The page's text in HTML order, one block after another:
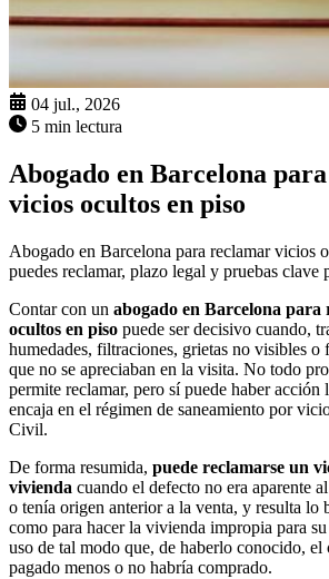
04 jul., 2026
5 min lectura
Abogado en Barcelona
vicios ocultos en piso
Abogado en Barcelona para reclamar vicios
puedes reclamar, plazo legal y pruebas clave
Contar con un abogado en Barcelona para
ocultos en piso puede ser decisivo cuando,
humedades, filtraciones, grietas no visibles o
que no se apreciaban en la visita. No todo
permite reclamar, pero sí puede haber acción
encaja en el régimen de saneamiento por
Civil.
De forma resumida, puede reclamarse un
vivienda cuando el defecto no era aparente
o tenía origen anterior a la venta, y resulta lo
como para hacer la vivienda impropia para
uso de tal modo que, de haberlo conocido, el
pagado menos o no habría comprado.